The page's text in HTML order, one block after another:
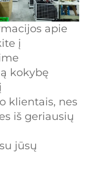
apie
į
kokybę
klientais, nes
iš geriausių
jūsų